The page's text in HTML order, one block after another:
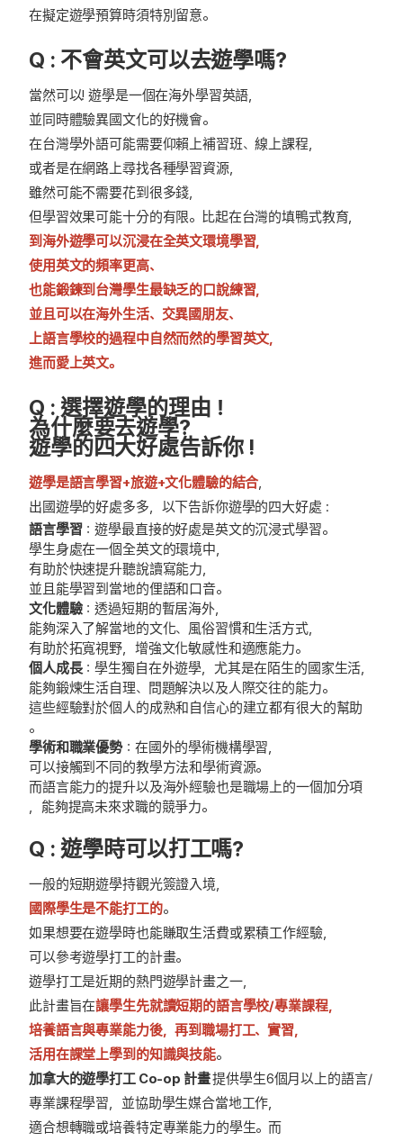
在擬定遊學預算時須特別留意。
Q : 不會英文可以去遊學嗎?
當然可以! 遊學是一個在海外學習英語，
並同時體驗異國文化的好機會。
在台灣學外語可能需要仰賴上補習班、線上課程，
或者是在網路上尋找各種學習資源，
雖然可能不需要花到很多錢，
但學習效果可能十分的有限。比起在台灣的填鴨式教育，
到海外遊學可以沉浸在全英文環境學習，
使用英文的頻率更高、
也能鍛鍊到台灣學生最缺乏的口說練習，
並且可以在海外生活、交異國朋友、
上語言學校的過程中自然而然的學習英文，
進而愛上英文。
Q : 選擇遊學的理由！
為什麼要去遊學?
遊學的四大好處告訴你 !
遊學是語言學習+旅遊+文化體驗的結合，
出國遊學的好處多多，以下告訴你遊學的四大好處 :
語言學習：遊學最直接的好處是英文的沉浸式學習。
學生身處在一個全英文的環境中，
有助於快速提升聽說讀寫能力，
並且能學習到當地的俚語和口音。
文化體驗：透過短期的暫居海外，
能夠深入了解當地的文化、風俗習慣和生活方式，
有助於拓寬視野，增強文化敏感性和適應能力。
個人成長：學生獨自在外遊學，尤其是在陌生的國家生活，
能夠鍛煉生活自理、問題解決以及人際交往的能力。
這些經驗對於個人的成熟和自信心的建立都有很大的幫助
。
學術和職業優勢： 在國外的學術機構學習，
可以接觸到不同的教學方法和學術資源。
而語言能力的提升以及海外經驗也是職場上的一個加分項
，能夠提高未來求職的競爭力。
Q : 遊學時可以打工嗎?
一般的短期遊學持觀光簽證入境，
國際學生是不能打工的。
如果想要在遊學時也能賺取生活費或累積工作經驗，
可以參考遊學打工的計畫。
遊學打工是近期的熱門遊學計畫之一，
此計畫旨在讓學生先就讀短期的語言學校/專業課程，
培養語言與專業能力後，再到職場打工、實習，
活用在課堂上學到的知識與技能。
加拿大的遊學打工 Co-op 計畫提供學生6個月以上的語言/
專業課程學習，並協助學生媒合當地工作，
適合想轉職或培養特定專業能力的學生。而